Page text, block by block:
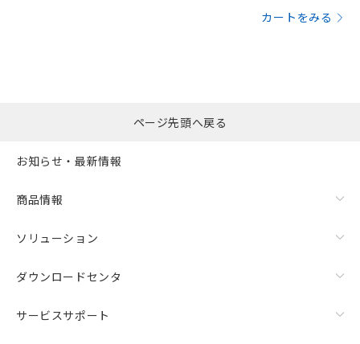
カートをみる
ページ先頭へ戻る
お知らせ・最新情報
商品情報
ソリューション
ダウンロードセンタ
サービスサポート